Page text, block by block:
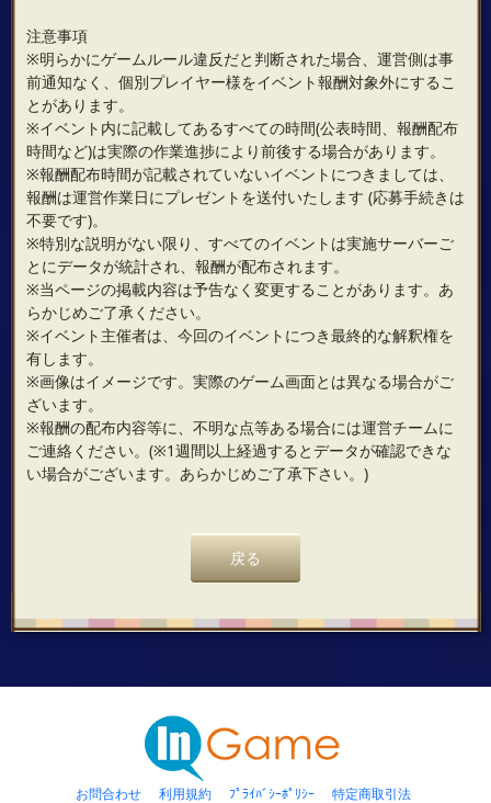
注意事項
※明らかにゲームルール違反だと判断された場合、運営側は事
前通知なく、個別プレイヤー様をイベント報酬対象外にするこ
とがあります。
※イベント内に記載してあるすべての時間(公表時間、報酬配布
時間など)は実際の作業進捗により前後する場合があります。
※報酬配布時間が記載されていないイベントにつきましては、
報酬は運営作業日にプレゼントを送付いたします (応募手続きは
不要です)。
※特別な説明がない限り、すべてのイベントは実施サーバーご
とにデータが統計され、報酬が配布されます。
※当ページの掲載内容は予告なく変更することがあります。あ
らかじめご了承ください。
※イベント主催者は、今回のイベントにつき最終的な解釈権を
有します。
※画像はイメージです。実際のゲーム画面とは異なる場合がご
ざいます。
※報酬の配布内容等に、不明な点等ある場合には運営チームに
ご連絡ください。(※1週間以上経過するとデータが確認できな
い場合がございます。あらかじめご了承下さい。)
戻る
お問合わせ 利用規約 ﾌﾟﾗｲﾊﾞｼｰﾎﾟﾘｼｰ 特定商取引法